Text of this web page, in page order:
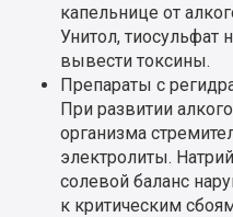
капельнице от
Унитол, тиосульфат
вывести токсины.
Препараты с
При развитии
организма
электролиты.
солевой баланс
к критическим